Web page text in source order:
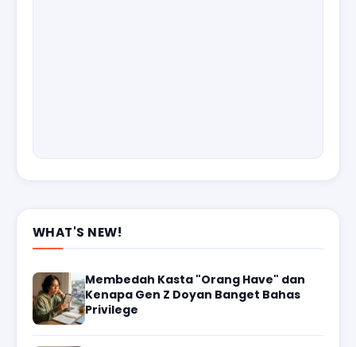
WHAT'S NEW!
Membedah Kasta "Orang Have" dan
Kenapa Gen Z Doyan Banget Bahas
Privilege